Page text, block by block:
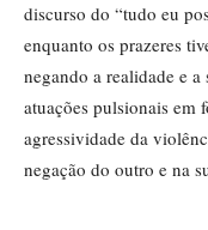
discurso do “tudo eu
enquanto os prazeres
negando a realidade e
atuações pulsionais em
agressividade da
negação do outro e na